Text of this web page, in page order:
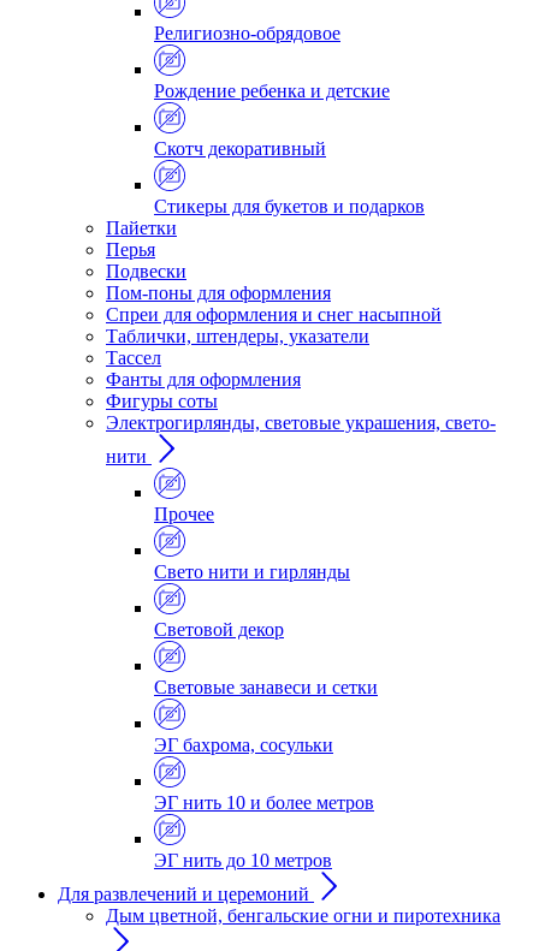
Религиозно-обрядовое
Рождение ребенка и детские
Скотч декоративный
Стикеры для букетов и подарков
Пайетки
Перья
Подвески
Пом-поны для оформления
Спреи для оформления и снег насыпной
Таблички, штендеры, указатели
Тассел
Фанты для оформления
Фигуры соты
Электрогирлянды, световые украшения, свето-
нити
Прочее
Свето нити и гирлянды
Световой декор
Световые занавеси и сетки
ЭГ бахрома, сосульки
ЭГ нить 10 и более метров
ЭГ нить до 10 метров
Для развлечений и церемоний
Дым цветной, бенгальские огни и пиротехника